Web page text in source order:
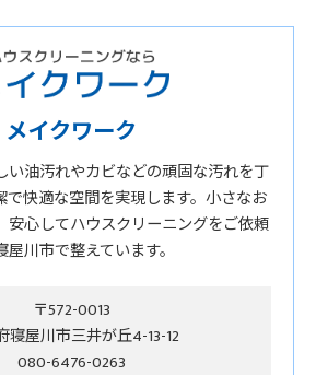
メイクワーク
い油汚れやカビなどの頑固な汚れを丁
で快適な空間を実現します。小さなお
安心してハウスクリーニングをご依頼
川市で整えています。
〒572-0013
寝屋川市三井が丘4-13-12